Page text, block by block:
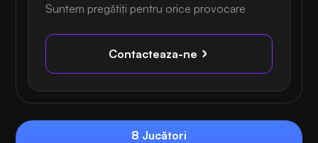
Suntem pregătiți pentru orice provocare
Contacteaza-ne
8 Jucători